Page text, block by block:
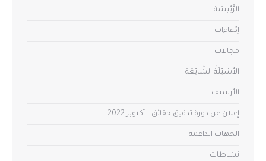
الرَّئِيسَة
اِدِّعَاءات
مَجَالات
الأسْئِلَةُ الشَّائِعَة
الأرشيف
إعلان عن دورة تدقيق حقائق – أكتوبر 2022
الجهات الداعمة
نشاطات